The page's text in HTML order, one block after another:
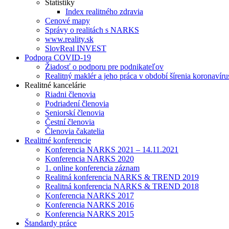
Štatistiky
Index realitného zdravia
Cenové mapy
Správy o realitách s NARKS
www.reality.sk
SlovReal INVEST
Podpora COVID-19
Žiadosť o podporu pre podnikateľov
Realitný maklér a jeho práca v období šírenia
Realitné kancelárie
Riadni členovia
Podriadení členovia
Seniorskí členovia
Čestní členovia
Členovia čakatelia
Realitné konferencie
Konferencia NARKS 2021 – 14.11.2021
Konferencia NARKS 2020
1. online konferencia záznam
Realitná konferencia NARKS & TREND 2019
Realitná konferencia NARKS & TREND 2018
Konferencia NARKS 2017
Konferencia NARKS 2016
Konferencia NARKS 2015
Štandardy práce